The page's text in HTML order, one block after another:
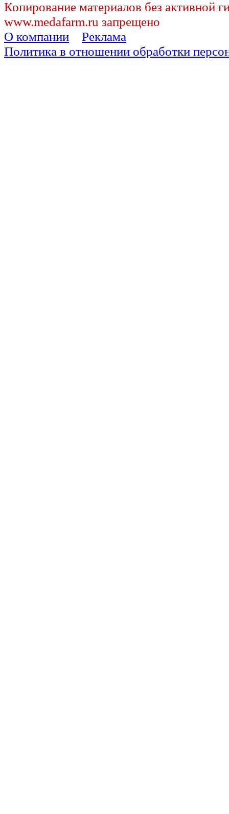
Копирование материалов без активной
www.medafarm.ru запрещено
О компании
Реклама
Политика в отношении обработки